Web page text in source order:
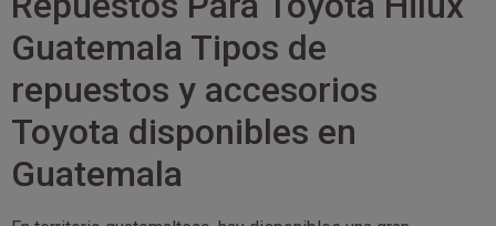
Guatemala Tipos de
repuestos y accesorios
Toyota disponibles en
Guatemala